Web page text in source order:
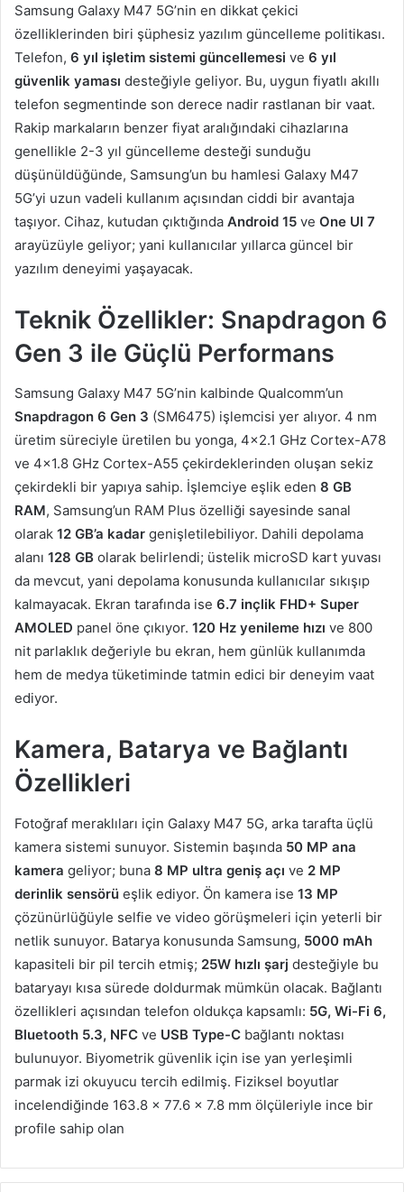
Samsung Galaxy M47 5G’nin en dikkat çekici
özelliklerinden biri şüphesiz yazılım güncelleme politikası.
Telefon, 6 yıl işletim sistemi güncellemesi ve 6 yıl
güvenlik yaması desteğiyle geliyor. Bu, uygun fiyatlı akıllı
telefon segmentinde son derece nadir rastlanan bir vaat.
Rakip markaların benzer fiyat aralığındaki cihazlarına
genellikle 2-3 yıl güncelleme desteği sunduğu
düşünüldüğünde, Samsung’un bu hamlesi Galaxy M47
5G’yi uzun vadeli kullanım açısından ciddi bir avantaja
taşıyor. Cihaz, kutudan çıktığında Android 15 ve One UI 7
arayüzüyle geliyor; yani kullanıcılar yıllarca güncel bir
yazılım deneyimi yaşayacak.
Teknik Özellikler: Snapdragon 6
Gen 3 ile Güçlü Performans
Samsung Galaxy M47 5G’nin kalbinde Qualcomm’un
Snapdragon 6 Gen 3 (SM6475) işlemcisi yer alıyor. 4 nm
üretim süreciyle üretilen bu yonga, 4×2.1 GHz Cortex-A78
ve 4×1.8 GHz Cortex-A55 çekirdeklerinden oluşan sekiz
çekirdekli bir yapıya sahip. İşlemciye eşlik eden 8 GB
RAM, Samsung’un RAM Plus özelliği sayesinde sanal
olarak 12 GB’a kadar genişletilebiliyor. Dahili depolama
alanı 128 GB olarak belirlendi; üstelik microSD kart yuvası
da mevcut, yani depolama konusunda kullanıcılar sıkışıp
kalmayacak. Ekran tarafında ise 6.7 inçlik FHD+ Super
AMOLED panel öne çıkıyor. 120 Hz yenileme hızı ve 800
nit parlaklık değeriyle bu ekran, hem günlük kullanımda
hem de medya tüketiminde tatmin edici bir deneyim vaat
ediyor.
Kamera, Batarya ve Bağlantı
Özellikleri
Fotoğraf meraklıları için Galaxy M47 5G, arka tarafta üçlü
kamera sistemi sunuyor. Sistemin başında 50 MP ana
kamera geliyor; buna 8 MP ultra geniş açı ve 2 MP
derinlik sensörü eşlik ediyor. Ön kamera ise 13 MP
çözünürlüğüyle selfie ve video görüşmeleri için yeterli bir
netlik sunuyor. Batarya konusunda Samsung, 5000 mAh
kapasiteli bir pil tercih etmiş; 25W hızlı şarj desteğiyle bu
bataryayı kısa sürede doldurmak mümkün olacak. Bağlantı
özellikleri açısından telefon oldukça kapsamlı: 5G, Wi-Fi 6,
Bluetooth 5.3, NFC ve USB Type-C bağlantı noktası
bulunuyor. Biyometrik güvenlik için ise yan yerleşimli
parmak izi okuyucu tercih edilmiş. Fiziksel boyutlar
incelendiğinde 163.8 x 77.6 x 7.8 mm ölçüleriyle ince bir
profile sahip olan